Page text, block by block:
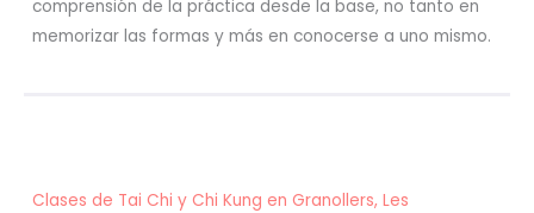
comprensión de la práctica desde la base, no tanto en
memorizar las formas y más en conocerse a uno mismo.
Clases de Tai Chi y Chi Kung en Granollers, Les